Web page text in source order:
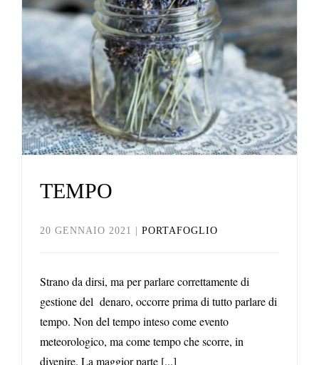
TEMPO
20 GENNAIO 2021 PORTAFOGLIO
Strano da dirsi, ma per parlare correttamente di
gestione del denaro, occorre prima di tutto parlare di
tempo. Non del tempo inteso come evento
meteorologico, ma come tempo che scorre, in
divenire. La maggior parte [...]